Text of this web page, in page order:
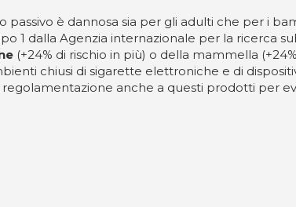
passivo è dannosa sia per gli adulti che per i
1 dalla Agenzia internazionale per la ricerca
(+24% di rischio in più) o della mammella
chiusi di sigarette elettroniche e di
anche a questi prodotti per